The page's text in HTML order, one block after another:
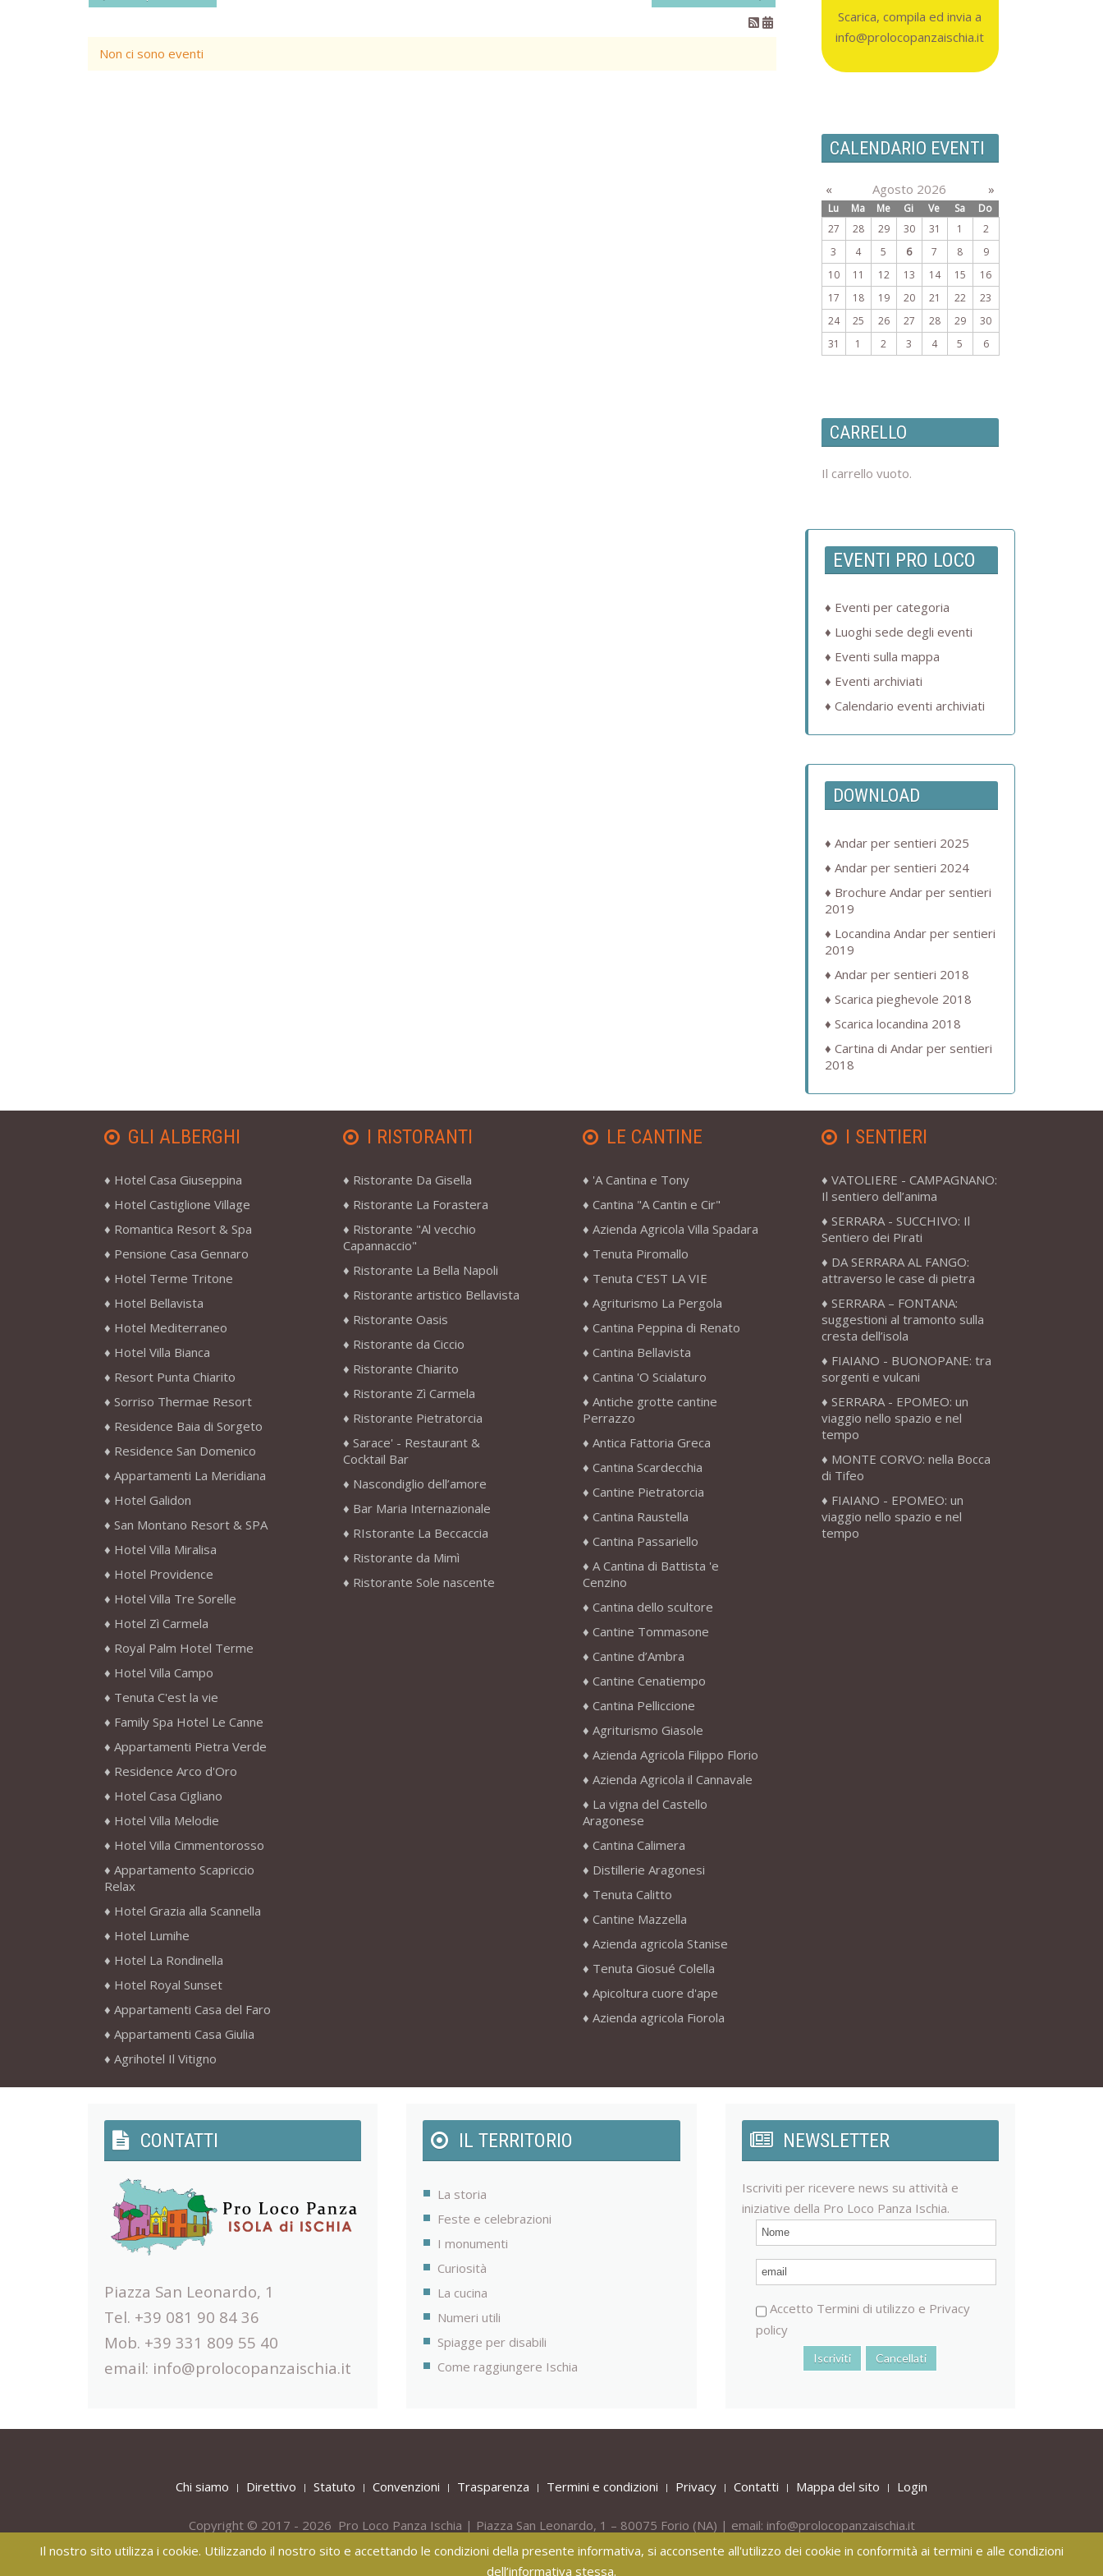
Non ci sono eventi
Scarica, compila ed invia a
info@prolocopanzaischia.it
CALENDARIO EVENTI
« Agosto 2026 »
Lu Ma Me Gi Ve Sa
Do
27
28 29 30 31 1
2
3
4 5 6 7 8
9
10
11 12 13 14 15
16
17
18 19 20 21 22
23
24
25 26 27 28 29
30
31
1 2 3 4 5 6
CARRELLO
Il carrello vuoto.
EVENTI PRO LOCO
Eventi per categoria
Luoghi sede degli eventi
Eventi sulla mappa
Eventi archiviati
Calendario eventi archiviati
DOWNLOAD
Andar per sentieri 2025
Andar per sentieri 2024
Brochure Andar per sentieri
2019
Locandina Andar per sentieri
2019
Andar per sentieri 2018
Scarica pieghevole 2018
Scarica locandina 2018
Cartina di Andar per sentieri
2018
GLI ALBERGHI
Hotel Casa Giuseppina
Hotel Castiglione Village
Romantica Resort & Spa
Pensione Casa Gennaro
Hotel Terme Tritone
Hotel Bellavista
Hotel Mediterraneo
Hotel Villa Bianca
Resort Punta Chiarito
Sorriso Thermae Resort
Residence Baia di Sorgeto
Residence San Domenico
Appartamenti La Meridiana
Hotel Galidon
San Montano Resort & SPA
Hotel Villa Miralisa
Hotel Providence
Hotel Villa Tre Sorelle
Hotel Zì Carmela
Royal Palm Hotel Terme
Hotel Villa Campo
Tenuta C'est la vie
Family Spa Hotel Le Canne
Appartamenti Pietra Verde
Residence Arco d'Oro
Hotel Casa Cigliano
Hotel Villa Melodie
Hotel Villa Cimmentorosso
Appartamento Scapriccio
Relax
Hotel Grazia alla Scannella
Hotel Lumihe
Hotel La Rondinella
Hotel Royal Sunset
Appartamenti Casa del Faro
Appartamenti Casa Giulia
Agrihotel Il Vitigno
I RISTORANTI
Ristorante Da Gisella
Ristorante La Forastera
Ristorante "Al vecchio
Capannaccio"
Ristorante La Bella Napoli
Ristorante artistico Bellavista
Ristorante Oasis
Ristorante da Ciccio
Ristorante Chiarito
Ristorante Zì Carmela
Ristorante Pietratorcia
Sarace' - Restaurant &
Cocktail Bar
Nascondiglio dell’amore
Bar Maria Internazionale
RIstorante La Beccaccia
Ristorante da Mimì
Ristorante Sole nascente
LE CANTINE
'A Cantina e Tony
Cantina "A Cantin e Cir"
Azienda Agricola Villa Spadara
Tenuta Piromallo
Tenuta C’EST LA VIE
Agriturismo La Pergola
Cantina Peppina di Renato
Cantina Bellavista
Cantina 'O Scialaturo
Antiche grotte cantine
Perrazzo
Antica Fattoria Greca
Cantina Scardecchia
Cantine Pietratorcia
Cantina Raustella
Cantina Passariello
A Cantina di Battista 'e
Cenzino
Cantina dello scultore
Cantine Tommasone
Cantine d’Ambra
Cantine Cenatiempo
Cantina Pelliccione
Agriturismo Giasole
Azienda Agricola Filippo Florio
Azienda Agricola il Cannavale
La vigna del Castello
Aragonese
Cantina Calimera
Distillerie Aragonesi
Tenuta Calitto
Cantine Mazzella
Azienda agricola Stanise
Tenuta Giosué Colella
Apicoltura cuore d'ape
Azienda agricola Fiorola
I SENTIERI
VATOLIERE - CAMPAGNANO:
Il sentiero dell’anima
SERRARA - SUCCHIVO: Il
Sentiero dei Pirati
DA SERRARA AL FANGO:
attraverso le case di pietra
SERRARA – FONTANA:
suggestioni al tramonto sulla
cresta dell’isola
FIAIANO - BUONOPANE: tra
sorgenti e vulcani
SERRARA - EPOMEO: un
viaggio nello spazio e nel
tempo
MONTE CORVO: nella Bocca
di Tifeo
FIAIANO - EPOMEO: un
viaggio nello spazio e nel
tempo
CONTATTI
Piazza San Leonardo, 1
Tel. +39 081 90 84 36
Mob. +39 331 809 55 40
email: info@prolocopanzaischia.it
IL TERRITORIO
La storia
Feste e celebrazioni
I monumenti
Curiosità
La cucina
Numeri utili
Spiagge per disabili
Come raggiungere Ischia
NEWSLETTER
Iscriviti per ricevere news su attività e
iniziative della Pro Loco Panza Ischia.
Accetto Termini di utilizzo e Privacy
policy
Chi siamo Direttivo Statuto Convenzioni Trasparenza Termini e condizioni Privacy Contatti Mappa del sito Login
Copyright © 2017 - 2026 Pro Loco Panza Ischia | Piazza San Leonardo, 1 – 80075 Forio (NA) | email: info@prolocopanzaischia.it
Tel.+39 081 908436 -Mob. +39 331 809 55 40
Il nostro sito utilizza i cookie. Utilizzando il nostro sito e accettando le condizioni della presente informativa, si acconsente all'utilizzo dei cookie in conformità ai termini e alle condizioni
dell’informativa stessa.